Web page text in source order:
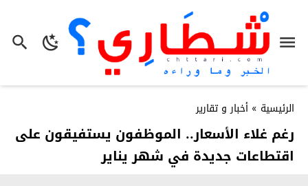
الرئيسية » أخبار و تقارير
رغم غلاء الأسعار.. الموظفون يستفيقون على
اقتطاعات جديدة في شهر يناير